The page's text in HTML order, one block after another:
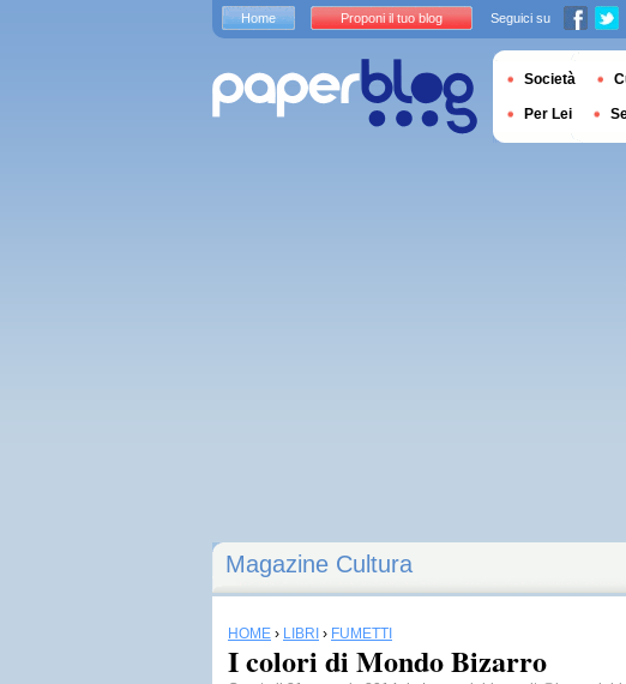
Magazine Cultura
HOME › LIBRI › FUMETTI
I colori di Mondo Bizarro
Home Proponi il tuo blog Seguici su
Società
Per Lei